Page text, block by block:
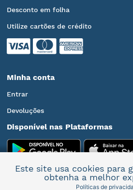
Desconto em folha
Utilize cartões de crédito
Minha conta
Entrar
Devoluções
Disponível nas Plataformas
Este site usa cookies para
obtenha a melhor
Políticas de